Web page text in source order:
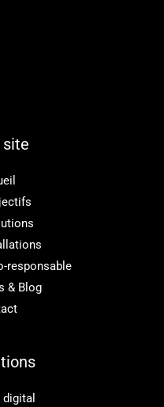
site
responsable
& Blog